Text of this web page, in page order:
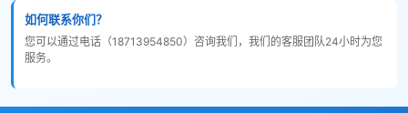
如何联系你们？
您可以通过电话（18713954850）咨询我们，我们的客服团队24小时为您
服务。